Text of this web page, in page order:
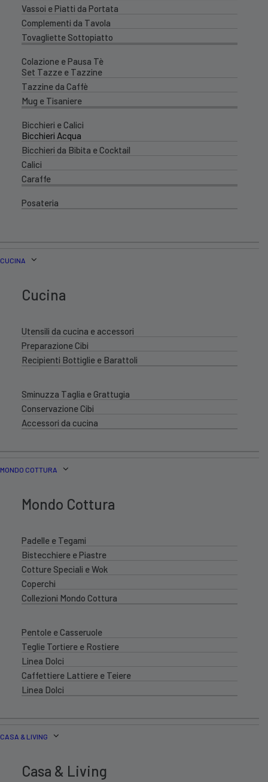
Vassoi e Piatti da Portata
Complementi da Tavola
Tovagliette Sottopiatto
Colazione e Pausa Tè
Set Tazze e Tazzine
Tazzine da Caffè
Mug e Tisaniere
Bicchieri e Calici
Bicchieri Acqua
Bicchieri da Bibita e Cocktail
Calici
Caraffe
Posateria
CUCINA
Cucina
Utensili da cucina e accessori
Preparazione Cibi
Recipienti Bottiglie e Barattoli
Sminuzza Taglia e Grattugia
Conservazione Cibi
Accessori da cucina
MONDO COTTURA
Mondo Cottura
Padelle e Tegami
Bistecchiere e Piastre
Cotture Speciali e Wok
Coperchi
Collezioni Mondo Cottura
Pentole e Casseruole
Teglie Tortiere e Rostiere
Linea Dolci
Caffettiere Lattiere e Teiere
Linea Dolci
CASA & LIVING
Casa & Living